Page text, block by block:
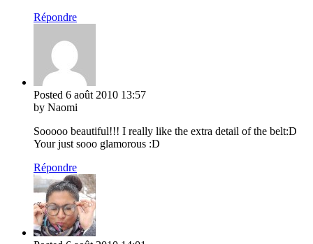
Répondre
Posted 6 août 2010 13:57
by Naomi
Sooooo beautiful!!! I really like the extra detail of the belt:D
Your just sooo glamorous :D
Répondre